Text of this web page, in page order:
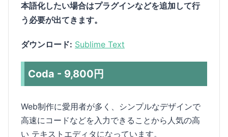
本語化したい場合はプラグインなどを追加して行
う必要が出てきます。
ダウンロード: Sublime Text
Coda - 9,800円
Web制作に愛用者が多く、シンプルなデザインで
高速にコードなどを入力できることから人気の高
い テキストエディタになっています。